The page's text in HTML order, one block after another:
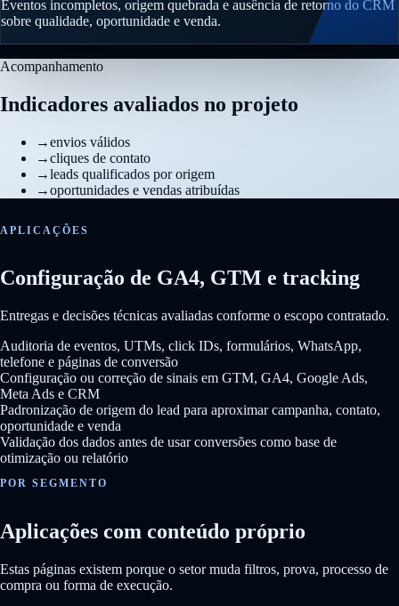
Eventos incompletos, origem quebrada e ausência de retorno do CRM
sobre qualidade, oportunidade e venda.
Acompanhamento
Indicadores avaliados no projeto
→envios válidos
→cliques de contato
→leads qualificados por origem
→oportunidades e vendas atribuídas
APLICAÇÕES
Configuração de GA4, GTM e tracking
Entregas e decisões técnicas avaliadas conforme o escopo contratado.
Auditoria de eventos, UTMs, click IDs, formulários, WhatsApp,
telefone e páginas de conversão
Configuração ou correção de sinais em GTM, GA4, Google Ads,
Meta Ads e CRM
Padronização de origem do lead para aproximar campanha, contato,
oportunidade e venda
Validação dos dados antes de usar conversões como base de
otimização ou relatório
POR SEGMENTO
Aplicações com conteúdo próprio
Estas páginas existem porque o setor muda filtros, prova, processo de
compra ou forma de execução.